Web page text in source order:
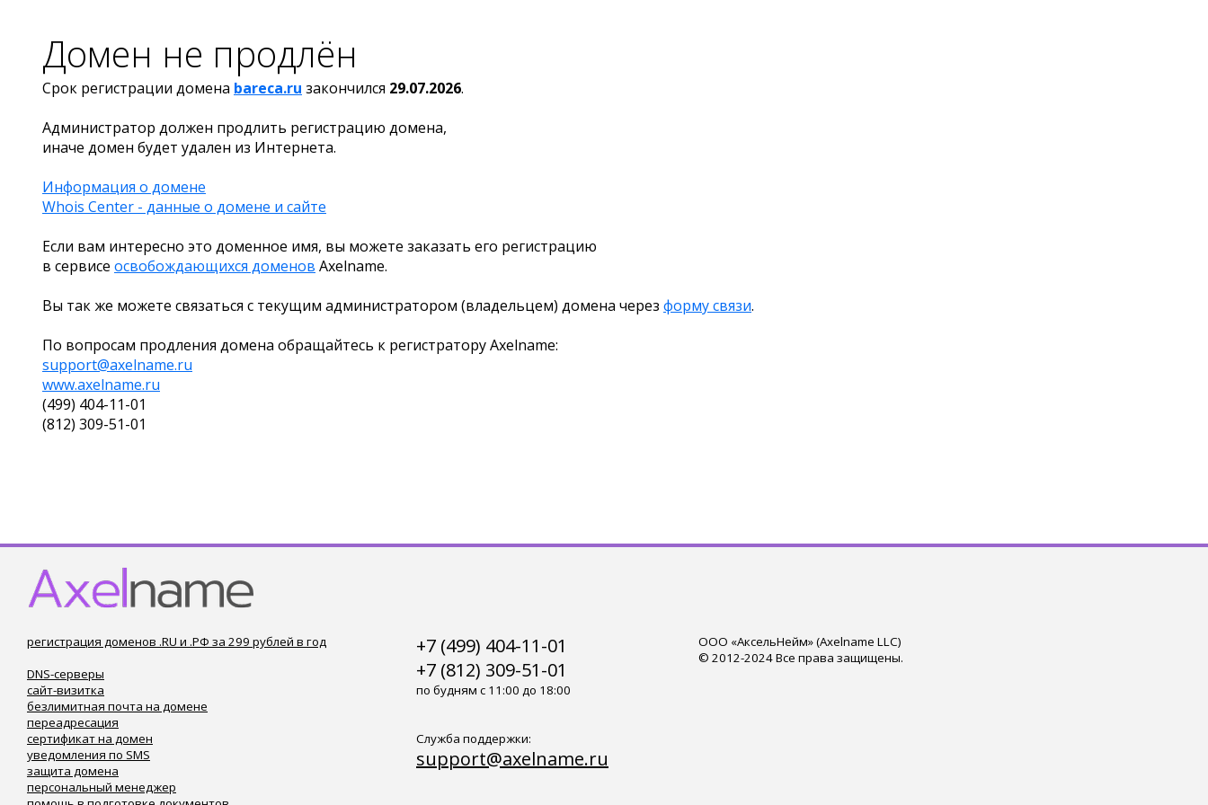
Домен не продлён
Срок регистрации домена bareca.ru закончился 29.07.2026.
Администратор должен продлить регистрацию домена,
иначе домен будет удален из Интернета.
Информация о домене
Whois Center - данные о домене и сайте
Если вам интересно это доменное имя, вы можете заказать его регистрацию
в сервисе освобождающихся доменов Axelname.
Вы так же можете связаться с текущим администратором (владельцем) домена через форму связи.
По вопросам продления домена обращайтесь к регистратору Axelname:
support@axelname.ru
www.axelname.ru
(499) 404-11-01
(812) 309-51-01
регистрация доменов .RU и .РФ за 299 рублей в год
DNS-серверы
сайт-визитка
безлимитная почта на домене
переадресация
сертификат на домен
уведомления по SMS
защита домена
персональный менеджер
+7 (499) 404-11-01
+7 (812) 309-51-01
по будням с 11:00 до 18:00
Служба поддержки:
support@axelname.ru
ООО «АксельНейм» (Axelname LLC)
© 2012-2024 Все права защищены.